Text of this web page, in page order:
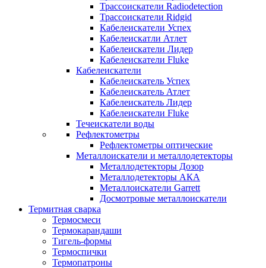
Трассоискатели Radiodetection
Трассоискатели Ridgid
Кабелеискатели Успех
Кабелеискатли Атлет
Кабелеискатели Лидер
Кабелеискатели Fluke
Кабелеискатели
Кабелеискатель Успех
Кабелеискатель Атлет
Кабелеискатель Лидер
Кабелеискатели Fluke
Течеискатели воды
Рефлектометры
Рефлектометры оптические
Металлоискатели и металлодетекторы
Металлодетекторы Дозор
Металлодетекторы АКА
Металлоискатели Garrett
Досмотровые металлоискатели
Термитная сварка
Термосмеси
Термокарандаши
Тигель-формы
Термоспички
Термопатроны